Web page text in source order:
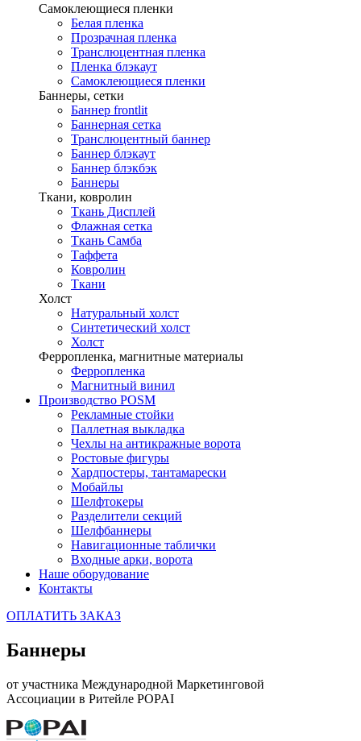
Самоклеющиеся пленки
Белая пленка
Прозрачная пленка
Транслюцентная пленка
Пленка блэкаут
Самоклеющиеся пленки
Баннеры, сетки
Баннер frontlit
Баннерная сетка
Транслюцентный баннер
Баннер блэкаут
Баннер блэкбэк
Баннеры
Ткани, ковролин
Ткань Дисплей
Флажная сетка
Ткань Самба
Таффета
Ковролин
Ткани
Холст
Натуральный холст
Синтетический холст
Холст
Ферропленка, магнитные материалы
Ферропленка
Магнитный винил
Производство POSM
Рекламные стойки
Паллетная выкладка
Чехлы на антикражные ворота
Ростовые фигуры
Хардпостеры, тантамарески
Мобайлы
Шелфтокеры
Разделители секций
Шелфбаннеры
Навигационные таблички
Входные арки, ворота
Наше оборудование
Контакты
ОПЛАТИТЬ ЗАКАЗ
Баннеры
от участника Международной Маркетинговой
Ассоциации в Ритейле POPAI